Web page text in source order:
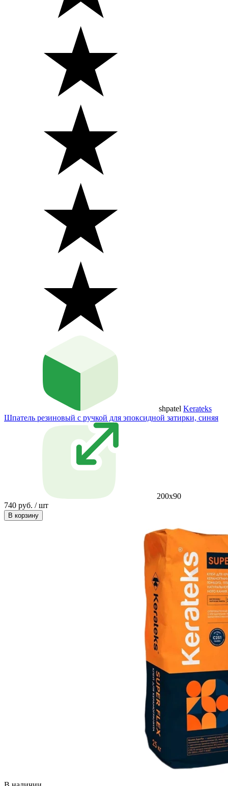
shpatel Kerateks
Шпатель резиновый с ручкой для эпоксидной затирки, синяя
200х90
740 руб. / шт
В корзину